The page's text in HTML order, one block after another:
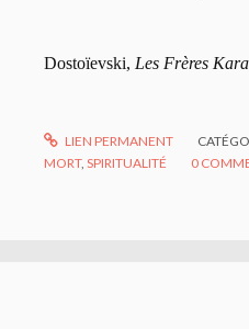
Dostoïevski, Les Frères
LIEN PERMANENT
MORT, SPIRITUALITÉ 0